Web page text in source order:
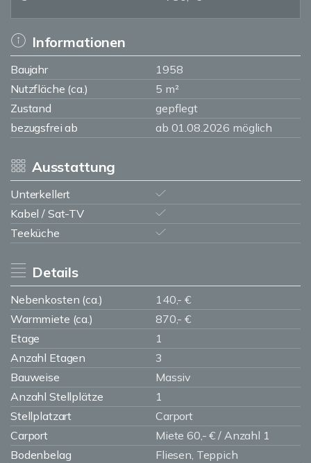
Informationen
Baujahr
1958
Nutzfläche (ca.)
5 m²
Zustand
gepflegt
bezugsfrei ab
ab 01.08.2026 möglich
Ausstattung
Unterkellert
Kabel / Sat-TV
Teeküche
Details
Nebenkosten (ca.)
140,- €
Warmmiete (ca.)
870,- €
Etage
1
Anzahl Etagen
3
Bauweise
Massiv
Anzahl Stellplätze
1
Stellplatzart
Carport
Carport
Miete 60,- € / Anzahl 1
Bodenbelag
Fliesen, Teppich